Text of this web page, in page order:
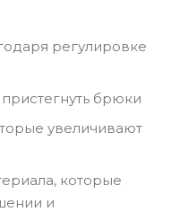
регулировке
брюки
увеличивают
которые
и